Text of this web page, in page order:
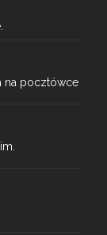
na pocztówce